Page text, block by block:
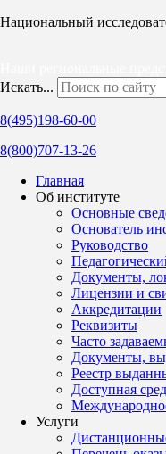
Национальный
Искать...
8(495)198-60-00
8(800)707-13-26
Главная
Об институте
Основные
Основатель
Руководство
Документы,
Лицензии и
Аккредитации
Реквизиты
Часто
Документы,
Реестр
Доступная
Услуги